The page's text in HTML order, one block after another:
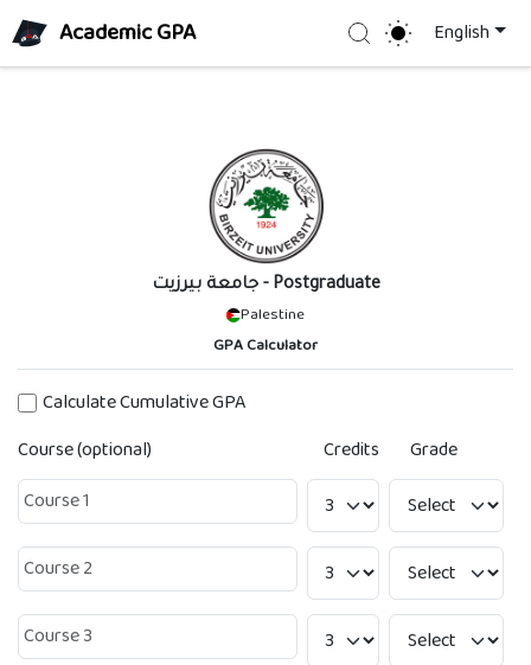
Academic GPA Search English
جامعة بيرزيت- Postgraduate
Palestine
GPA Calculator
Calculate Cumulative GPA
Course (optional)
Credits Grade